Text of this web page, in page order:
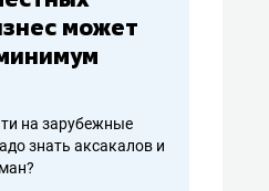
может
на зарубежные
знать аксакалов и